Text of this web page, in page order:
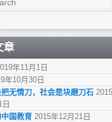
章
年11月1日
年10月30日
把无情刀，社会是块磨刀石
国教育 2015年12月21日